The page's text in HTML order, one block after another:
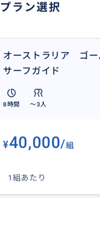
-プロフィール-
ゴールドコースト在住
ショートやロングまで
もし万が一、波がな
さい！
バイロン観光やナシ
プラン選択
オーストラリア ゴ
サーフガイド
8時間 〜3人
¥40,000/組
1組あたり